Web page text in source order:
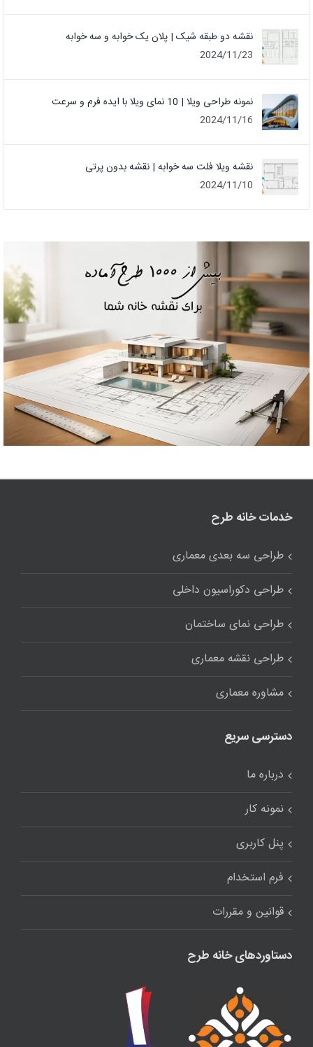
نقشه دو طبقه شیک | پلان یک خوابه و سه خوابه
2024/11/23
نمونه طراحی ویلا | 10 نمای ویلا با ایده فرم و سرعت
2024/11/16
نقشه ویلا فلت سه خوابه | نقشه بدون پرتی
2024/11/10
خدمات خانه طرح
طراحی سه بعدی معماری
طراحی دکوراسیون داخلی
طراحی نمای ساختمان
طراحی نقشه معماری
مشاوره معماری
دسترسی سریع
درباره ما
نمونه کار
پنل کاربری
فرم استخدام
قوانین و مقررات
دستاوردهای خانه طرح